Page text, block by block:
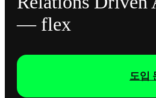
— flex
도입